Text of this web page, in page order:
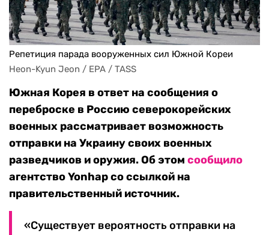
Репетиция парада вооруженных сил Южной Кореи
Heon-Kyun Jeon / EPA / TASS
Южная Корея в ответ на сообщения о
переброске в Россию северокорейских
военных рассматривает возможность
отправки на Украинусвоих военных
разведчиков иоружия. Об этом сообщило
агентство Yonhap со ссылкой на
правительственный источник.
«Существует вероятность отправки на